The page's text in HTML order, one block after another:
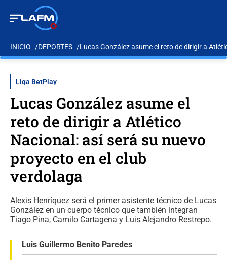
INICIO DEPORTES Lucas González asume el reto de dirigir a
Liga BetPlay
Lucas González asume el
reto de dirigir a Atlético
Nacional: así será su nuevo
proyecto en el club
verdolaga
Alexis Henríquez será el primer asistente técnico de Lucas
González en un cuerpo técnico que también integran
Tiago Pina, Camilo Cartagena y Luis Alejandro Restrepo.
Luis Guillermo Benito Paredes